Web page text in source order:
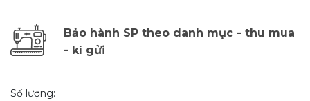
Bảo hành SP theo danh mục - thu mua
- kí gửi
Số lượng: